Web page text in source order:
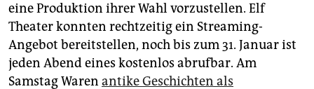
eine Produktion ihrer Wahl vorzustellen. Elf
Theater konnten rechtzeitig ein Streaming-
Angebot bereitstellen, noch bis zum 31. Januar ist
jeden Abend eines kostenlos abrufbar. Am
Samstag Waren antike Geschichten als